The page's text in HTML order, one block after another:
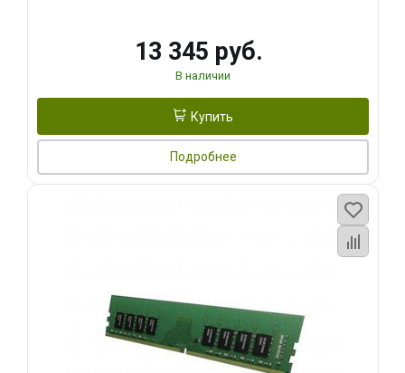
13 345 руб.
В наличии
Купить
Подробнее